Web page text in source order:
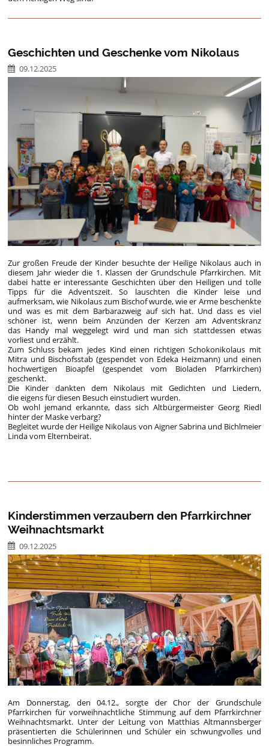
Geschichten und Geschenke vom Nikolaus
09.12.2025
Zur großen Freude der Kinder besuchte der Heilige Nikolaus auch in
diesem Jahr wieder die 1. Klassen der Grundschule Pfarrkirchen. Mit
dabei hatte er interessante Geschichten über den Heiligen und tolle
Tipps für die Adventszeit. So lauschten die Kinder leise und
aufmerksam, wie Nikolaus zum Bischof wurde, wie er Arme beschenkte
und was es mit dem Barbarazweig auf sich hat. Und dass es viel
schöner ist, wenn beim Anzünden der Kerzen am Adventskranz
das Handy mal weggelegt wird und man sich stattdessen etwas
vorliest und erzählt.
Zum Schluss bekam jedes Kind einen richtigen Schokonikolaus mit
Mitra und Bischofsstab (gespendet von Edeka Heizmann) und einen
hochwertigen Bioapfel (gespendet vom Bioladen Pfarrkirchen)
geschenkt.
Die Kinder dankten dem Nikolaus mit Gedichten und Liedern,
die eigens für diesen Besuch einstudiert wurden.
Ob wohl jemand erkannte, dass sich Altbürgermeister Georg Riedl
hinter der Maske verbarg?
Begleitet wurde der Heilige Nikolaus von Aigner Sabrina und Bichlmeier
Linda vom Elternbeirat.
Kinderstimmen verzaubern den Pfarrkirchner
Weihnachtsmarkt
09.12.2025
Am Donnerstag, den 04.12., sorgte der Chor der Grundschule
Pfarrkirchen für vorweihnachtliche Stimmung auf dem Pfarrkirchner
Weihnachtsmarkt. Unter der Leitung von Matthias Altmannsberger
präsentierten die Schülerinnen und Schüler ein schwungvolles und
besinnliches Programm.